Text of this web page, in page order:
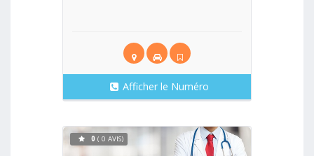
Afficher le Numéro
0 ( 0 AVIS)